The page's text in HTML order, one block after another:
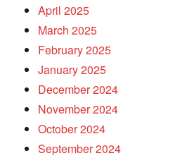
April 2025
March 2025
February 2025
January 2025
December 2024
November 2024
October 2024
September 2024